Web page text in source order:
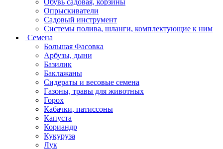
Опрыскиватели
Садовый инструмент
Системы полива, шланги, комплектующие к ним
Семена
Большая Фасовка
Арбузы, дыни
Базилик
Баклажаны
Сидераты и весовые семена
Газоны, травы для животных
Горох
Кабачки, патиссоны
Капуста
Кориандр
Кукуруза
Лук